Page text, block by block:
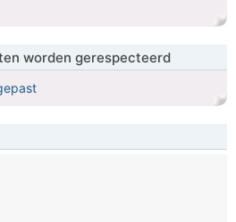
worden gerespecteerd